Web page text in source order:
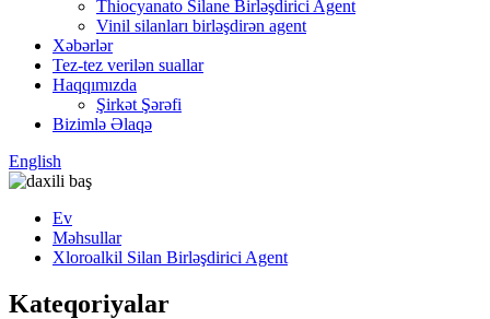
Thiocyanato Silane Birləşdirici Agent
Vinil silanları birləşdirən agent
Xəbərlər
Tez-tez verilən suallar
Haqqımızda
Şirkət Şərəfi
Bizimlə Əlaqə
English
Ev
Məhsullar
Xloroalkil Silan Birləşdirici Agent
Kateqoriyalar